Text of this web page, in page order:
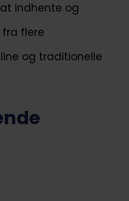
indhente og
flere
og traditionelle